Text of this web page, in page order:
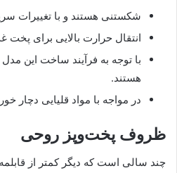
شکستنی هستند و با تغییرات
انتقال حرارت بالایی برای پخت
با توجه به فرآیند ساخت این
هستند.
در مواجه با مواد قلیایی دچار
ظروف پخت‌وپز روحی
چند سالی است که دیگر کمتر از